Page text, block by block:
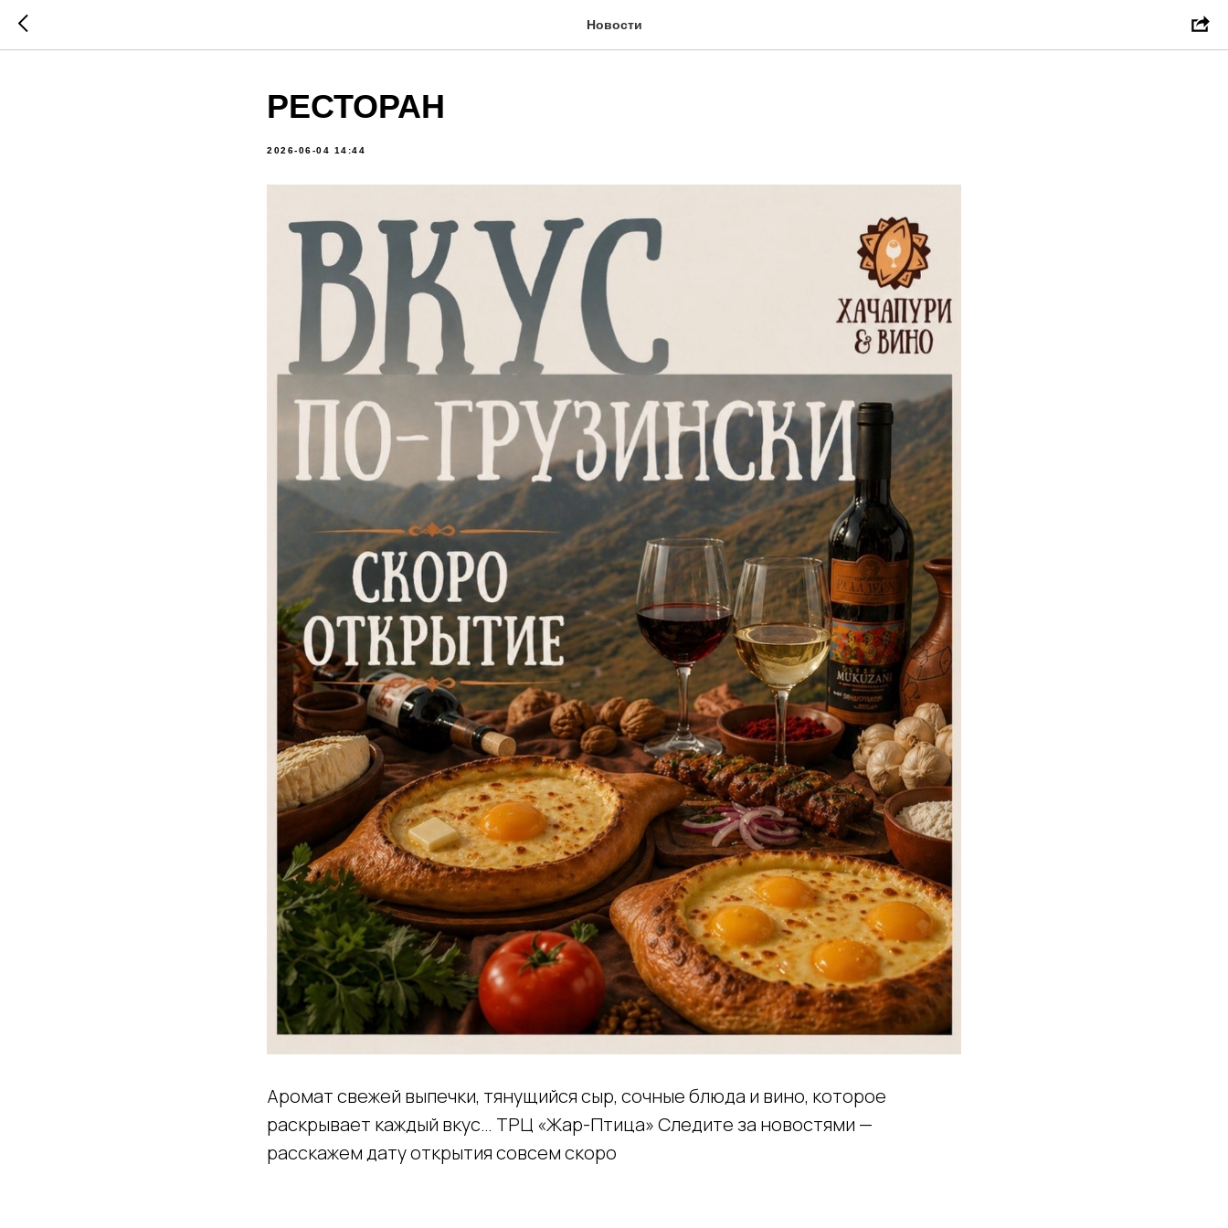
Новости
РЕСТОРАН
2026-06-04 14:44
Аромат свежей выпечки, тянущийся сыр, сочные блюда и вино, которое
раскрывает каждый вкус… ТРЦ «Жар-Птица» Следите за новостями —
расскажем дату открытия совсем скоро